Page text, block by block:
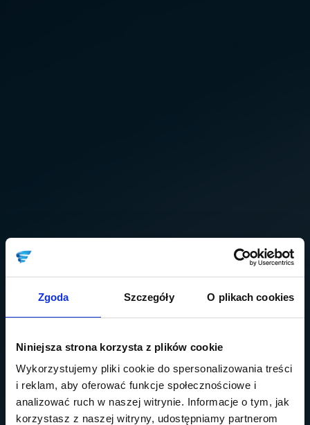
Zgoda Szczegóły O plikach cookies
Niniejsza strona korzysta z plików cookie
Wykorzystujemy pliki cookie do spersonalizowania treści
i reklam, aby oferować funkcje społecznościowe i
analizować ruch w naszej witrynie. Informacje o tym, jak
korzystasz z naszej witryny, udostępniamy partnerom